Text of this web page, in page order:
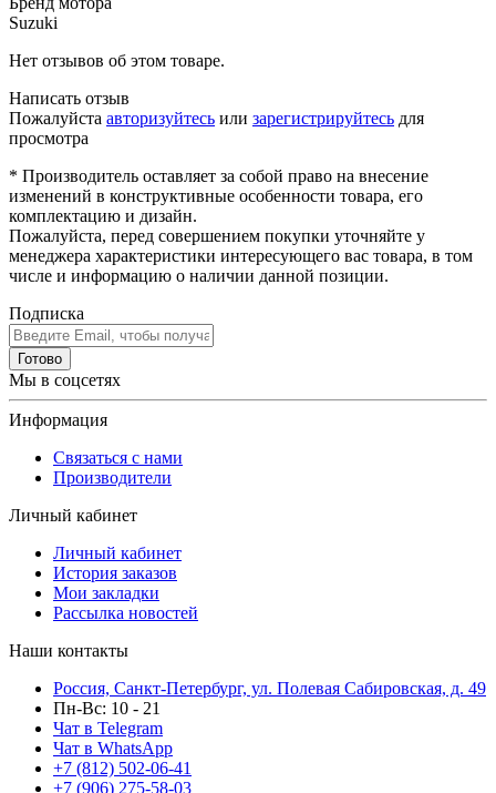
Suzuki
Нет отзывов об этом товаре.
Написать отзыв
Пожалуйста авторизуйтесь или зарегистрируйтесь для
просмотра
* Производитель оставляет за собой право на внесение
изменений в конструктивные особенности товара, его
комплектацию и дизайн.
Пожалуйста, перед совершением покупки уточняйте у
менеджера характеристики интересующего вас товара, в том
числе и информацию о наличии данной позиции.
Подписка
Готово
Мы в соцсетях
Информация
Связаться с нами
Производители
Личный кабинет
Личный кабинет
История заказов
Мои закладки
Рассылка новостей
Наши контакты
Россия, Санкт-Петербург, ул. Полевая Сабировская, д. 49
Пн-Вс: 10 - 21
Чат в Telegram
Чат в WhatsApp
+7 (812) 502-06-41
+7 (906) 275-58-03